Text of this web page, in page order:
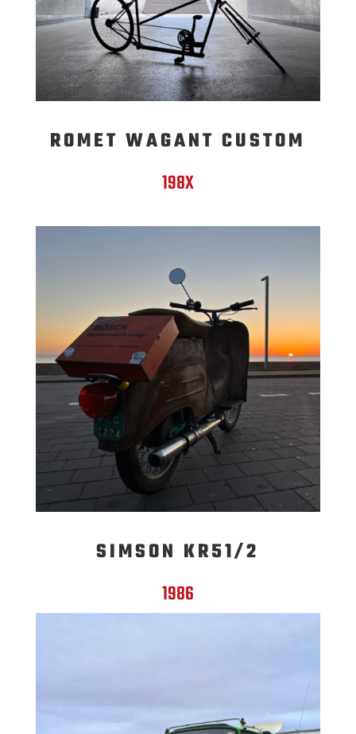
ROMET WAGANT CUSTOM
198X
SIMSON KR51/2
1986